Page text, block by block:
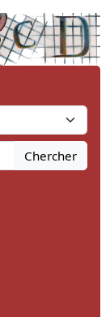
Chercher